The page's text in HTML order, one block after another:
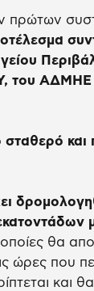
πρώτων
του ΑΔΜΗΕ
σταθερό
οποίες θα
ώρες που
και